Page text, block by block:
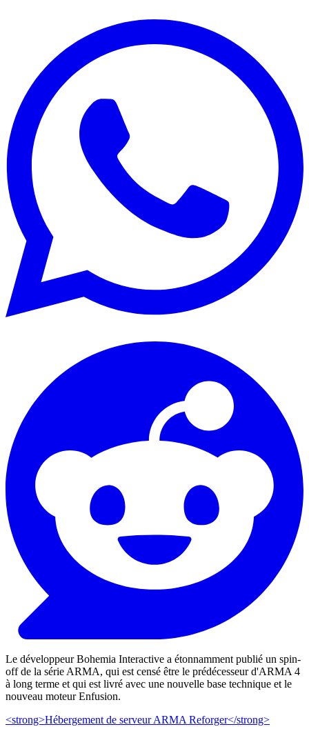
Le développeur Bohemia Interactive a étonnamment publié un spin-
off de la série ARMA, qui est censé être le prédécesseur d'ARMA 4
à long terme et qui est livré avec une nouvelle base technique et le
nouveau moteur Enfusion.
<strong>Hébergement de serveur ARMA Reforger</strong>